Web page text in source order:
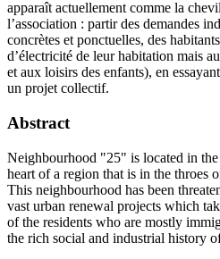
apparaît actuellement comme la
l’association : partir des demandes
concrètes et ponctuelles, des
d’électricité de leur habitation mais
et aux loisirs des enfants), en
un projet collectif.
Abstract
Neighbourhood "25" is located in
heart of a region that is in the throes
This neighbourhood has been
vast urban renewal projects which
of the residents who are mostly
the rich social and industrial history